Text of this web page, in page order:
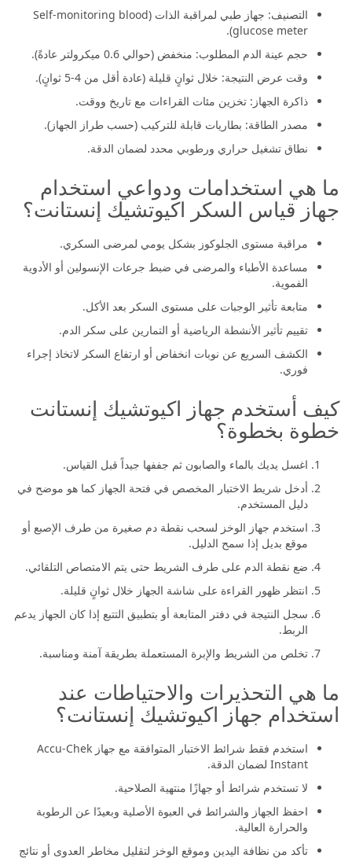
التصنيف: جهاز طبي لمراقبة الذات (Self-monitoring blood
glucose meter).
حجم عينة الدم المطلوب: منخفض (حوالي 0.6 ميكرولتر عادةً).
وقت عرض النتيجة: خلال ثوانٍ قليلة (عادة أقل من 4-5 ثوانٍ).
ذاكرة الجهاز: تخزين مئات القراءات مع تاريخ ووقت.
مصدر الطاقة: بطاريات قابلة للتركيب (حسب طراز الجهاز).
نطاق تشغيل حراري ورطوبي محدد لضمان الدقة.
ما هي استخدامات ودواعي استخدام
جهاز قياس السكر اكيوتشيك إنستانت؟
مراقبة مستوى الجلوكوز بشكل يومي لمرضى السكري.
مساعدة الأطباء والمرضى في ضبط جرعات الإنسولين أو الأدوية
الفموية.
متابعة تأثير الوجبات على مستوى السكر بعد الأكل.
تقييم تأثير الأنشطة الرياضية أو التمارين على سكر الدم.
الكشف السريع عن نوبات انخفاض أو ارتفاع السكر لاتخاذ إجراء
فوري.
كيف أستخدم جهاز اكيوتشيك إنستانت
خطوة بخطوة؟
اغسل يديك بالماء والصابون ثم جففها جيداً قبل القياس.
أدخل شريط الاختبار المخصص في فتحة الجهاز كما هو موضح في
دليل المستخدم.
استخدم جهاز الوخز لسحب نقطة دم صغيرة من طرف الإصبع أو
موقع بديل إذا سمح الدليل.
ضع نقطة الدم على طرف الشريط حتى يتم الامتصاص التلقائي.
انتظر ظهور القراءة على شاشة الجهاز خلال ثوانٍ قليلة.
سجل النتيجة في دفتر المتابعة أو بتطبيق التتبع إذا كان الجهاز يدعم
الربط.
تخلص من الشريط والإبرة المستعملة بطريقة آمنة ومناسبة.
ما هي التحذيرات والاحتياطات عند
استخدام جهاز اكيوتشيك إنستانت؟
استخدم فقط شرائط الاختبار المتوافقة مع جهاز Accu-Chek
Instant لضمان الدقة.
لا تستخدم شرائط أو جهازًا منتهية الصلاحية.
احفظ الجهاز والشرائط في العبوة الأصلية وبعيدًا عن الرطوبة
والحرارة العالية.
تأكد من نظافة اليدين وموقع الوخز لتقليل مخاطر العدوى أو نتائج